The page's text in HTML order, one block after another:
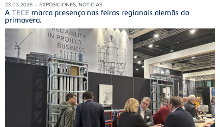
23.03.2026 – EXPOSICIONES, NOTICIAS
A TECE marca presença nas feiras regionais alemãs da
primavera.